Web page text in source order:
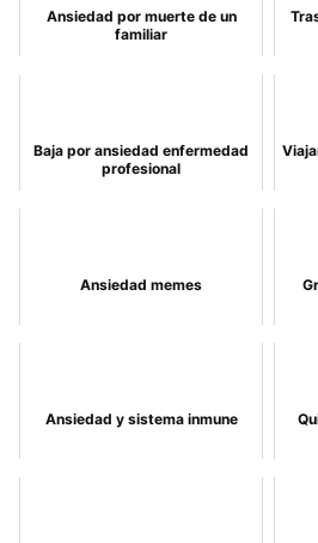
Ansiedad por muerte de un
familiar
Baja por ansiedad enfermedad
profesional
Ansiedad memes
Ansiedad y sistema inmune